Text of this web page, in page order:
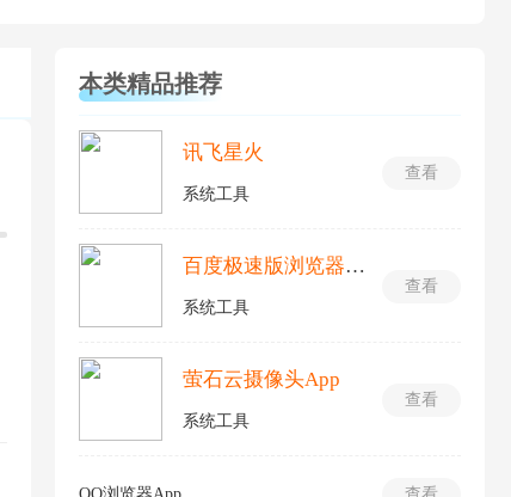
本类精品推荐
查看
讯飞星火
系统工具
查看
百度极速版浏览器最新版
系统工具
查看
萤石云摄像头App
系统工具